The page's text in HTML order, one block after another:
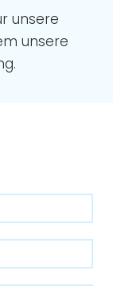
unsere
unsere